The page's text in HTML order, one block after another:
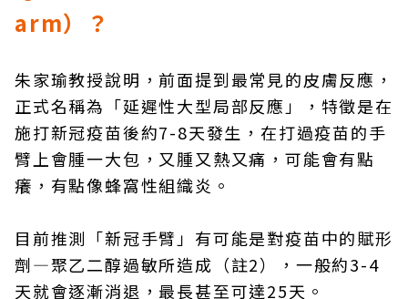
arm）？
朱家瑜教授說明，前面提到最常見的皮膚反應，
正式名稱為「延遲性大型局部反應」，特徵是在
施打新冠疫苗後約7-8天發生，在打過疫苗的手
臂上會腫一大包，又腫又熱又痛，可能會有點
癢，有點像蜂窩性組織炎。
目前推測「新冠手臂」有可能是對疫苗中的賦形
劑―聚乙二醇過敏所造成（註2），一般約3-4
天就會逐漸消退，最長甚至可達25天。